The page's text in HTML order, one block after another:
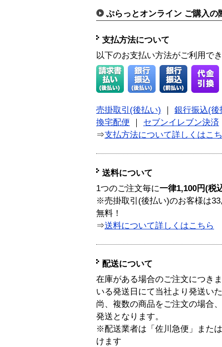
ぷらっとオンライン ご購入の
支払方法について
以下のお支払い方法がご利用で
売掛取引(後払い)
銀行振込(後
換宅配便
セブンイレブン決済
⇒支払方法について詳しくはこ
送料について
1つのご注文毎に一律1,100円(税
※売掛取引(後払い)のお客様は
無料！
⇒送料について詳しくはこちら
配送について
在庫がある場合のご注文につき
いる発送日にて当社より発送い
尚、複数の商品をご注文の場合
発送となります。
※配送業者は「佐川急便」また
けます